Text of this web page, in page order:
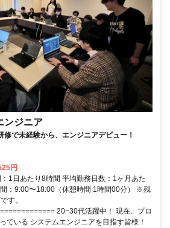
ンジニア
修で未経験から、エンジニアデビュー！
円
1日あたり8時間 平均勤務日数：1ヶ月あた
：9:00〜18:00（休憩時間 1時間00分） ※残
す。
20−30代活躍中！ 現在、プロ
ている システムエンジニアを目指す皆様！